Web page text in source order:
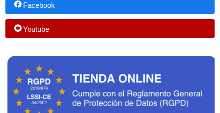
Facebook
Youtube